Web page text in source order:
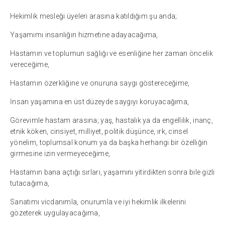
Hekimlik mesleği üyeleri arasına katıldığım şu anda;
Yaşamımı insanlığın hizmetine adayacağıma,
Hastamın ve toplumun sağlığı ve esenliğine her zaman öncelik
vereceğime,
Hastamın özerkliğine ve onuruna saygı göstereceğime,
İnsan yaşamına en üst düzeyde saygıyı koruyacağıma,
Görevimle hastam arasına; yaş, hastalık ya da engellilik, inanç,
etnik köken, cinsiyet, milliyet, politik düşünce, ırk, cinsel
yönelim, toplumsal konum ya da başka herhangi bir özelliğin
girmesine izin vermeyeceğime,
Hastamın bana açtığı sırları, yaşamını yitirdikten sonra bile gizli
tutacağıma,
Sanatımı vicdanımla, onurumla ve iyi hekimlik ilkelerini
gözeterek uygulayacağıma,